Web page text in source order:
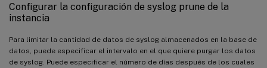
Configurar la configuración de syslog prune de la
instancia
Para limitar la cantidad de datos de syslog almacenados en la base de
datos, puede especificar el intervalo en el que quiere purgar los datos
de syslog. Puede especificar el número de días después de los cuales